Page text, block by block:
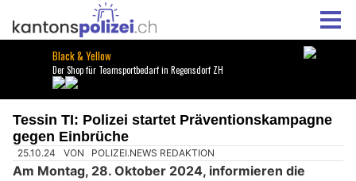
Tessin TI: Polizei startet Präventionskampagne
gegen Einbrüche
25.10.24 VON POLIZEI.NEWS REDAKTION
Am Montag, 28. Oktober 2024, informieren die